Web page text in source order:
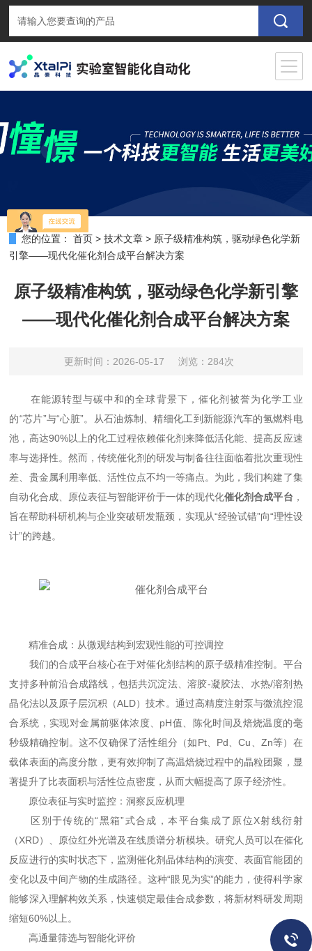
您的位置： 首页 >技术文章 > 原子级精准构筑，驱动绿色化学新
引擎——现代化催化剂合成平台解决方案
原子级精准构筑，驱动绿色化学新引擎
——现代化催化剂合成平台解决方案
更新时间：2026-05-17 浏览：284次
在能源转型与碳中和的全球背景下，催化剂被誉为化学工业
的“芯片”与“心脏”。从石油炼制、精细化工到新能源汽车的氢燃料电
池，高达90%以上的化工过程依赖催化剂来降低活化能、提高反应速
率与选择性。然而，传统催化剂的研发与制备往往面临着批次重现性
差、贵金属利用率低、活性位点不均一等痛点。为此，我们构建了集
自动化合成、原位表征与智能评价于一体的现代化催化剂合成平台 ，
旨在帮助科研机构与企业突破研发瓶颈，实现从“经验试错”向“理性设
计”的跨越。
精准合成：从微观结构到宏观性能的可控调控
我们的合成平台核心在于对催化剂结构的原子级精准控制。平台
支持多种前沿合成路线，包括共沉淀法、溶胶-凝胶法、水热/溶剂热
晶化法以及原子层沉积（ALD）技术。通过高精度注射泵与微流控混
合系统，实现对金属前驱体浓度、pH值、陈化时间及焙烧温度的毫
秒级精确控制。这不仅确保了活性组分（如Pt、Pd、Cu、Zn等）在
载体表面的高度分散，更有效抑制了高温焙烧过程中的晶粒团聚，显
著提升了比表面积与活性位点密度，从而大幅提高了原子经济性。
原位表征与实时监控：洞察反应机理
区别于传统的“黑箱”式合成，本平台集成了原位X射线衍射
（XRD）、原位红外光谱及在线质谱分析模块。研究人员可以在催化
反应进行的实时状态下，监测催化剂晶体结构的演变、表面官能团的
变化以及中间产物的生成路径。这种“眼见为实”的能力，使得科学家
能够深入理解构效关系，快速锁定最佳合成参数，将新材料研发周期
缩短60%以上。
高通量筛选与智能化评价